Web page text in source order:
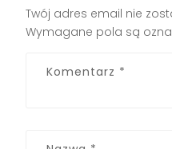
Twój adres email nie
Wymagane pola są